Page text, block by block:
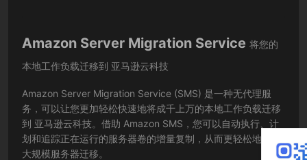
Amazon Server Migration Service 将您的
本地工作负载迁移到 亚马逊云科技
Amazon Server Migration Service (SMS) 是一种无代理服
务，可以让您更加轻松快速地将成千上万的本地工作负载迁移
到 亚马逊云科技。借助 Amazon SMS，您可以自动执行、计
划和追踪正在运行的服务器卷的增量复制，从而更轻松地协调
大规模服务器迁移。